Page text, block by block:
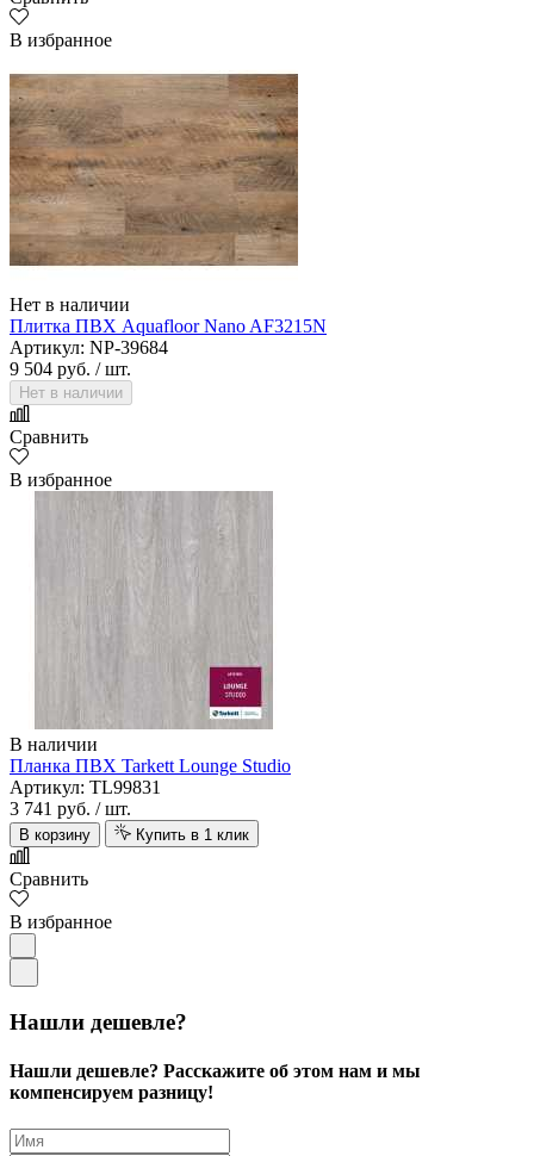
В избранное
Нет в наличии
Плитка ПВХ Aquafloor Nano AF3215N
Артикул: NP-39684
9 504 руб. / шт.
Нет в наличии
Сравнить
В избранное
В наличии
Планка ПВХ Tarkett Lounge Studio
Артикул: TL99831
3 741 руб. / шт.
В корзину Купить в 1 клик
Сравнить
В избранное
Нашли дешевле?
Нашли дешевле? Расскажите об этом нам и мы
компенсируем разницу!